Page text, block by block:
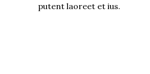
putent laoreet et ius.